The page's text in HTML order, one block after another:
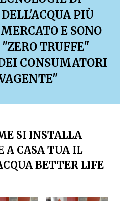
PIÙ
E SONO
TRUFFE"
CONSUMATORI
SI INSTALLA
A CASA TUA IL
BETTER LIFE